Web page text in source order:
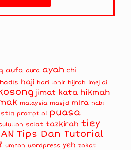
aufa aura ayah chi
hadis haji hari lahir hijrah imej ai
jimat kata hikmah
malaysia masjid mira nabi
prompt ai puasa
solat tazkirah tiey
Tips Dan Tutorial
umrah wordpress yeh zakat